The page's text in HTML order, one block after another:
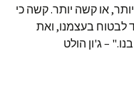
או קשה יותר. קשה כי
לבטוח בעצמנו, ואת
– ג'ון הולט